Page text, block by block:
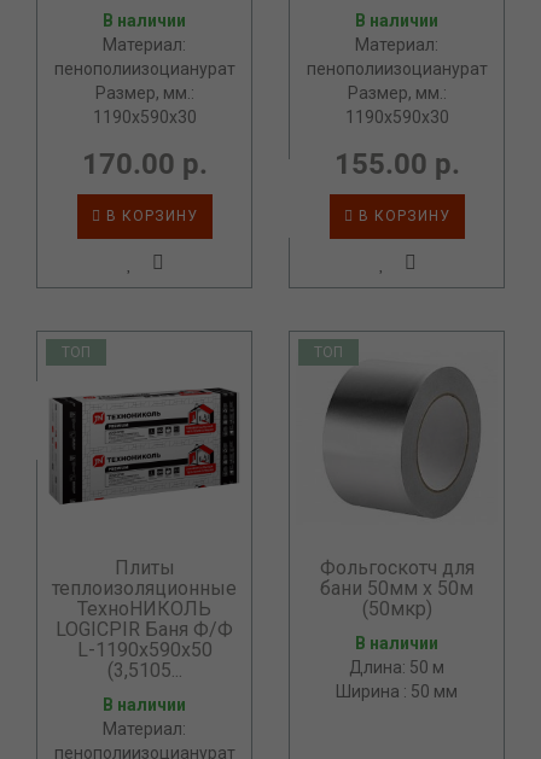
В наличии
Материал:
пенополиизоцианурат
Размер, мм.:
1190х590х30
170.00 р.
В КОРЗИНУ
В наличии
Материал:
пенополиизоцианурат
Размер, мм.:
1190х590х30
155.00 р.
В КОРЗИНУ
ТОП
Плиты
теплоизоляционные
ТехноНИКОЛЬ
LOGICPIR Баня Ф/Ф
L-1190х590х50
(3,5105...
В наличии
Материал:
пенополиизоцианурат
ТОП
Фольгоскотч для
бани 50мм х 50м
(50мкр)
В наличии
Длина: 50 м
Ширина : 50 мм